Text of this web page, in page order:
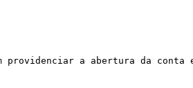
providenciar a abertura da